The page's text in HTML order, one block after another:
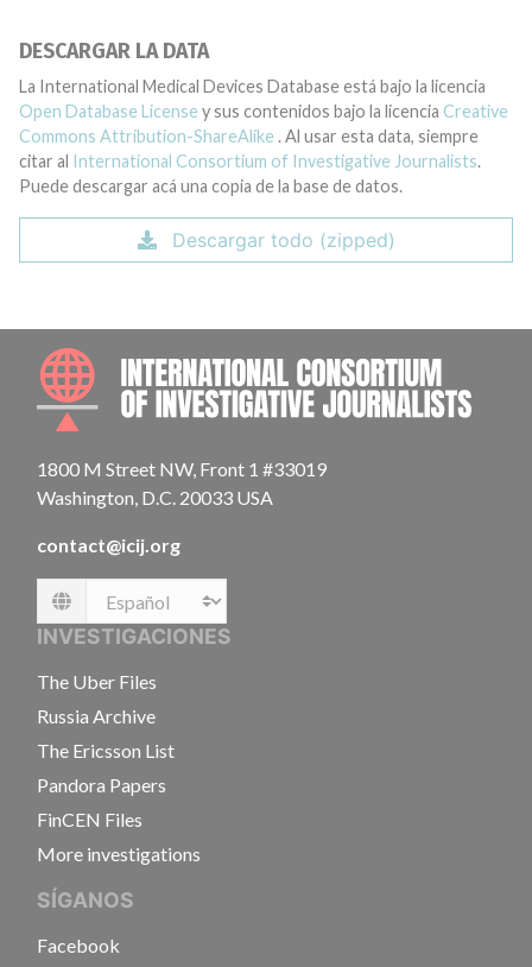
DESCARGAR LA DATA
La International Medical Devices Database está bajo la licencia
Open Database License y sus contenidos bajo la licencia Creative
Commons Attribution-ShareAlike . Al usar esta data, siempre
citar al International Consortium of Investigative Journalists.
Puede descargar acá una copia de la base de datos.
Descargar todo (zipped)
1800 M Street NW, Front 1 #33019
Washington, D.C. 20033 USA
contact@icij.org
Language
INVESTIGACIONES
The Uber Files
Russia Archive
The Ericsson List
Pandora Papers
FinCEN Files
More investigations
SÍGANOS
Facebook